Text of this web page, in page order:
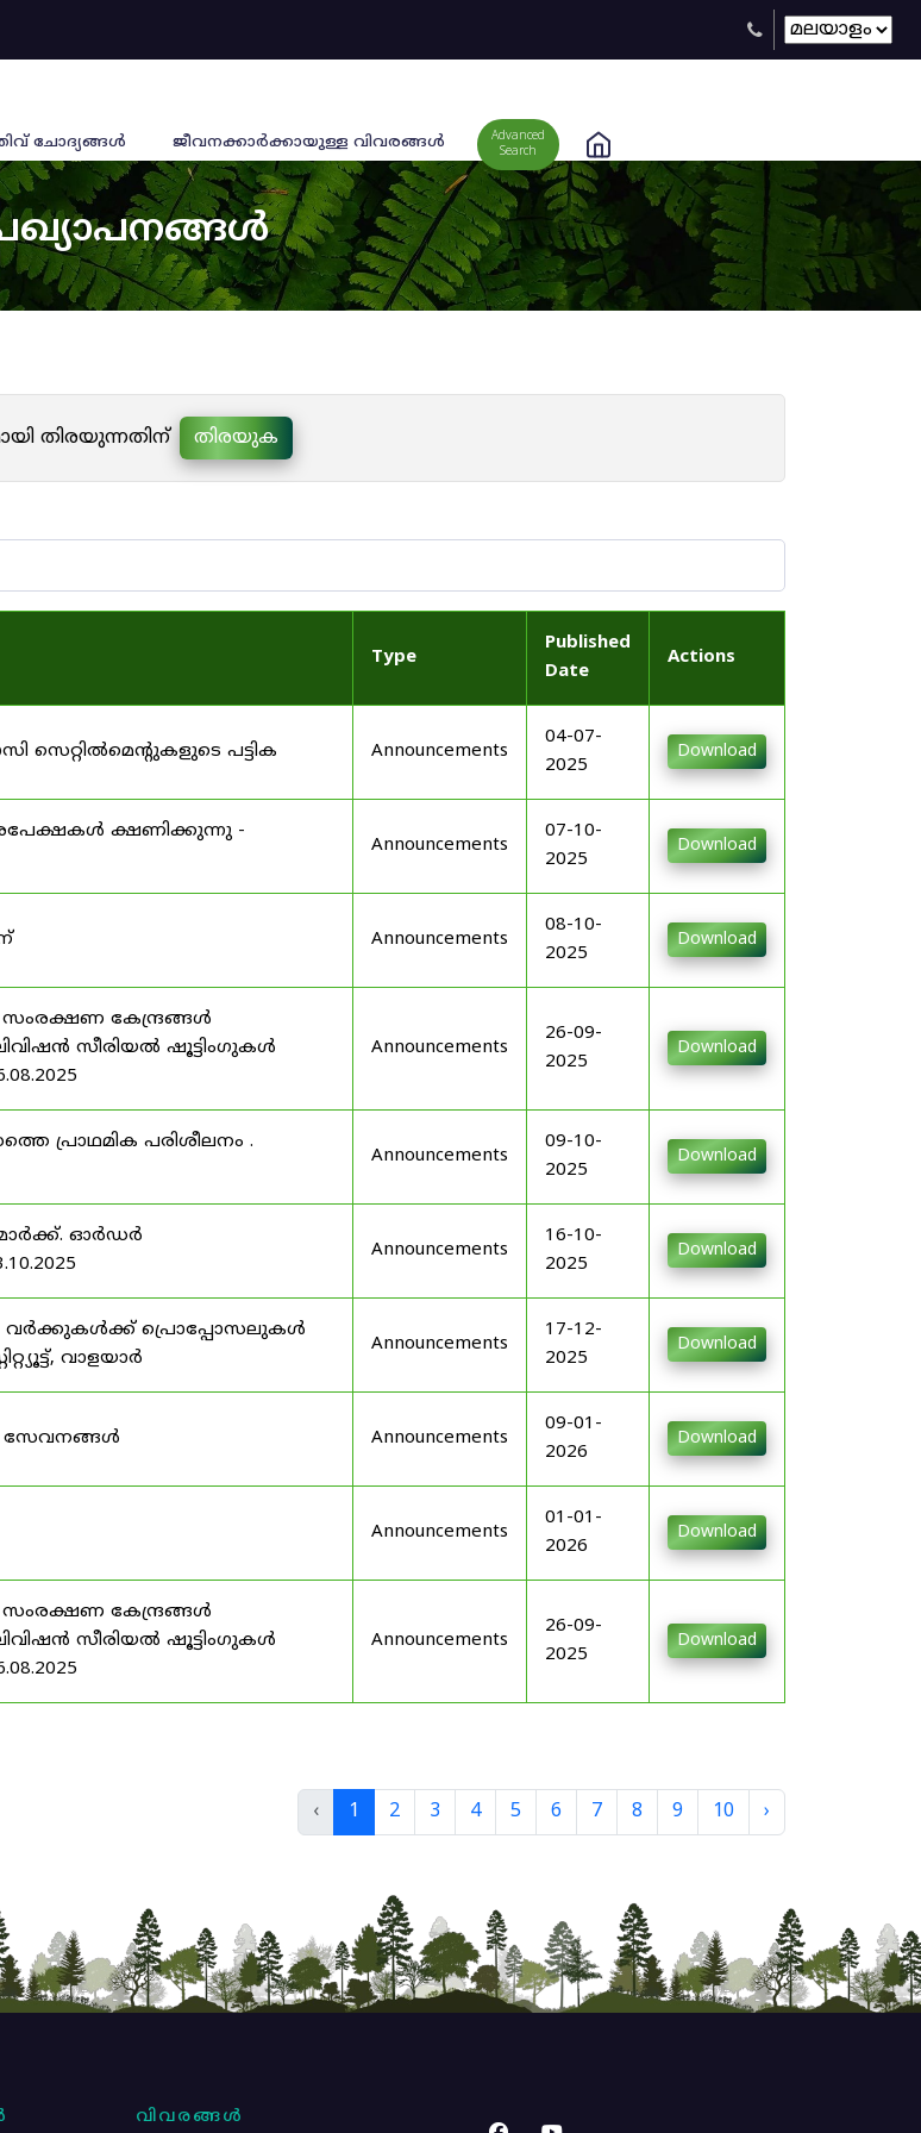
ചോദ്യങ്ങൾ ജീവനക്കാര്‍ക്കായുള്ള വിവരങ്ങള്‍
Advanced
Search
തിരയുന്നതിന് തിരയുക
Type
Published
Date
Actions
സെറ്റിൽമെന്റുകളുടെ പട്ടിക Announcements
04-07-
2025
Download
ക്ഷണിക്കുന്നു -
Announcements
07-10-
2025
Download
Announcements
08-10-
2025
Download
സംരക്ഷണ കേന്ദ്രങ്ങൾ
സീരിയൽ ഷൂട്ടിംഗുകൾ
Announcements
26-09-
2025
Download
പ്രാഥമിക പരിശീലനം .
Announcements
09-10-
2025
Download
മാർക്ക്. ഓർഡർ
Announcements
16-10-
2025
Download
വർക്കുകൾക്ക് പ്രൊപ്പോസലുകൾ
വാളയാർ
Announcements
17-12-
2025
Download
സേവനങ്ങൾ Announcements
09-01-
2026
Download
Announcements
01-01-
2026
Download
സംരക്ഷണ കേന്ദ്രങ്ങൾ
സീരിയൽ ഷൂട്ടിംഗുകൾ
Announcements
26-09-
2025
Download
‹ 1 2 3 4 5 6 7 8 9 10 ›
വിവരങ്ങൾ